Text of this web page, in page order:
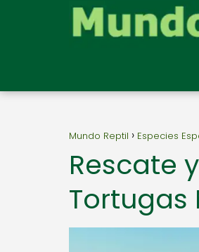
Mundo Reptil Especies
Rescate
Tortugas